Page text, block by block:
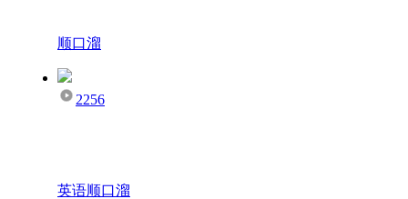
顺口溜
2256
英语顺口溜